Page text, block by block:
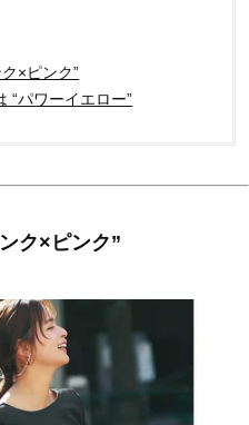
×ピンク”
パワーイエロー”
ク×ピンク”